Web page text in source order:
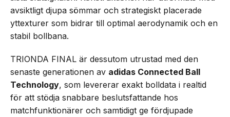
avsiktligt djupa sömmar och strategiskt placerade
yttexturer som bidrar till optimal aerodynamik och en
stabil bollbana.
TRIONDA FINAL är dessutom utrustad med den
senaste generationen av adidas Connected Ball
Technology, som levererar exakt bolldata i realtid
för att stödja snabbare beslutsfattande hos
matchfunktionärer och samtidigt ge fördjupade